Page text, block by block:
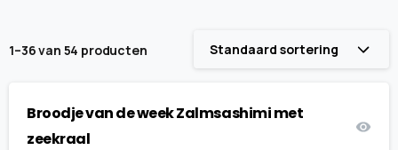
1–36 van 54 producten Standaard sortering
Broodje van de week Zalmsashimi met
zeekraal